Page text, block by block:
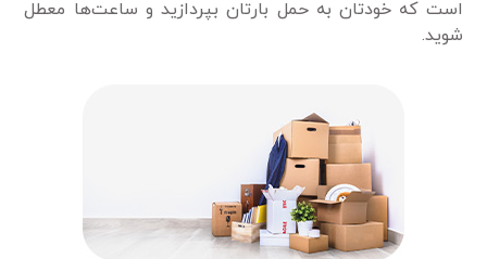
است که خودتان به حمل بارتان بپردازید و ساعت‌ها معطل
شوید.